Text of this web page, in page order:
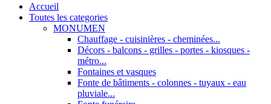
Accueil
Toutes les categories
MONUMEN
Chauffage - cuisinières - cheminées...
Décors - balcons - grilles - portes - kiosques -
métro...
Fontaines et vasques
Fonte de bâtiments - colonnes - tuyaux - eau
pluviale...